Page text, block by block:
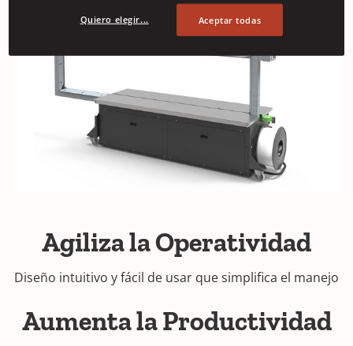
Agiliza la Operatividad
Diseño intuitivo y fácil de usar que simplifica el manejo
Aumenta la Productividad
Quiero elegir... Aceptar todas